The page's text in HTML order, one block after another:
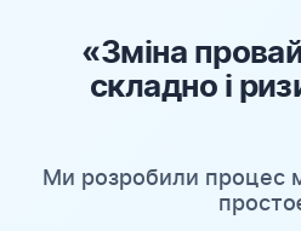
«Зміна
складно і
Ми розробили процес